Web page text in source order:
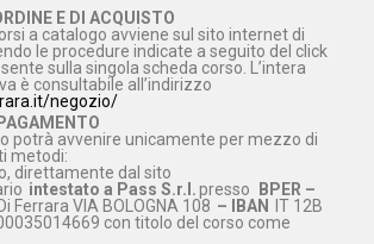
E DI ACQUISTO
a catalogo avviene sul sito internet di
le procedure indicate a seguito del click
sulla singola scheda corso. L’intera
è consultabile all’indirizzo
negozio/
potrà avvenire unicamente per mezzo di
metodi:
direttamente dal sito
intestato a Pass S.r.l.presso
BPER –
Ferrara VIA BOLOGNA 108 – IBAN
IT 12B
con titolo del corso come